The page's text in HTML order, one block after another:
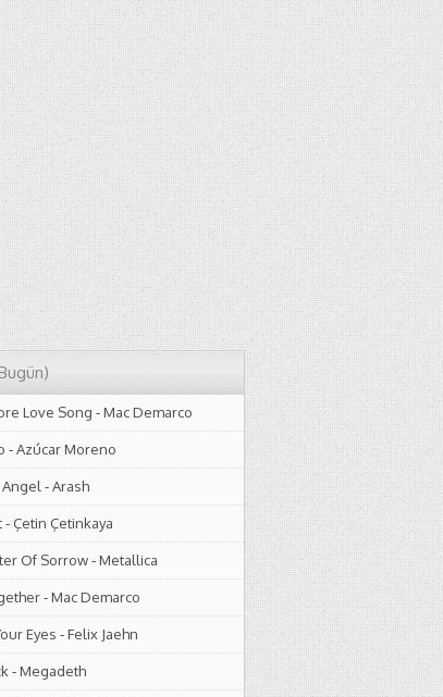
Love Song -Mac Demarco
-Azúcar Moreno
-Arash
- Çetin Çetinkaya
Of Sorrow-Metallica
-Mac Demarco
Eyes -Felix Jaehn
-Megadeth